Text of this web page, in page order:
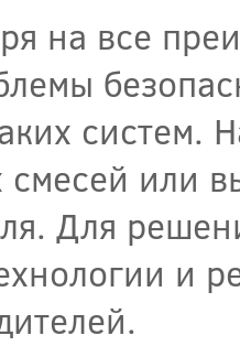
на все
или
Для
и